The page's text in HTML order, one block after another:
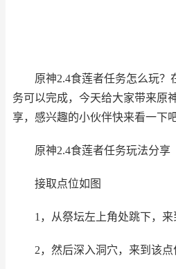
原神2.4食莲者任务怎么玩？
务可以完成，今天给大家带来原
享，感兴趣的小伙伴快来看一下吧
原神2.4食莲者任务玩法分享
接取点位如图
1，从祭坛左上角处跳下，来
2，然后深入洞穴，来到该点